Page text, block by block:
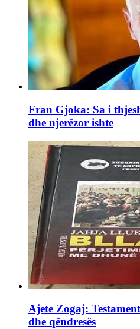
Fran Gjoka: Sa i
dhe njerëzor ishte
Ajete Zogaj:
dhe qëndresës